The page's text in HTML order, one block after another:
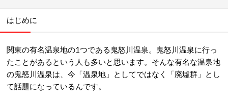
はじめに
関東の有名温泉地の1つである鬼怒川温泉。鬼怒川温泉に行っ
たことがあるという人も多いと思います。そんな有名な温泉地
の鬼怒川温泉は、今「温泉地」としてではなく「廃墟群」とし
て話題になっているんです。